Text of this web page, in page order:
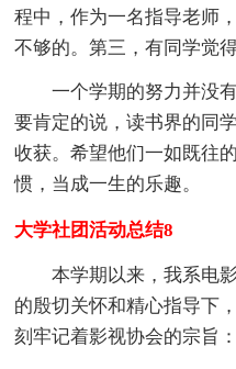
程中，作为一名指导老师
不够的。第三，有同学觉
一个学期的努力并没有
要肯定的说，读书界的同
收获。希望他们一如既往
惯，当成一生的乐趣。
大学社团活动总结8
本学期以来，我系电影
的殷切关怀和精心指导下
刻牢记着影视协会的宗旨：